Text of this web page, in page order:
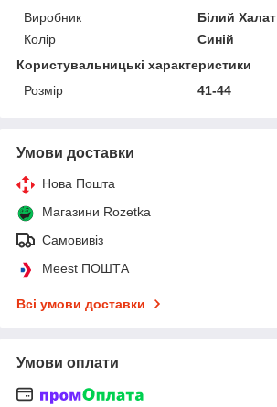
Виробник
Білий Халат
Колір
Синій
Користувальницькі характеристики
Розмір
41-44
Умови доставки
Нова Пошта
Магазини Rozetka
Самовивіз
Meest ПОШТА
Всі умови доставки
Умови оплати